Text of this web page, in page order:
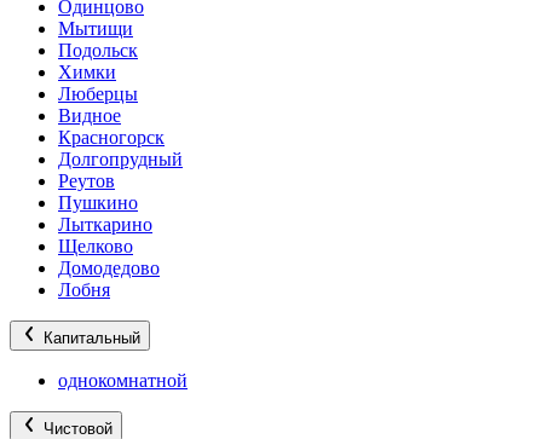
Одинцово
Мытищи
Подольск
Химки
Люберцы
Видное
Красногорск
Долгопрудный
Реутов
Пушкино
Лыткарино
Щелково
Домодедово
Лобня
Капитальный
однокомнатной
Чистовой